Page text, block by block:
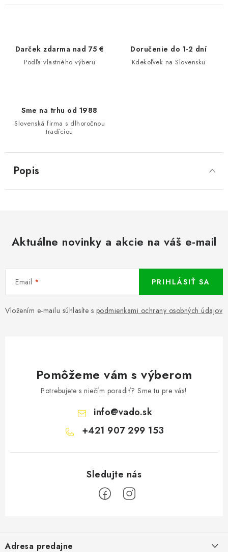
Darček zdarma nad 75 €
Podľa vlastného výberu
Doručenie do 1-2 dní
Kdekoľvek na Slovensku
Sme na trhu od 1988
Slovenská firma s dlhoročnou
tradíciou
Popis
Aktuálne novinky a akcie na váš e-mail
Email
Vložením e-mailu súhlasíte s podmienkami ochrany osobných údajov
PRIHLÁSIŤ SA
Pomôžeme vám s výberom
Potrebujete s niečím poradiť? Sme tu pre vás!
info@vado.sk
+421 907 299 153
Adresa predajne